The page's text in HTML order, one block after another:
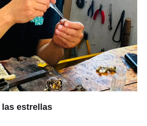
las estrellas